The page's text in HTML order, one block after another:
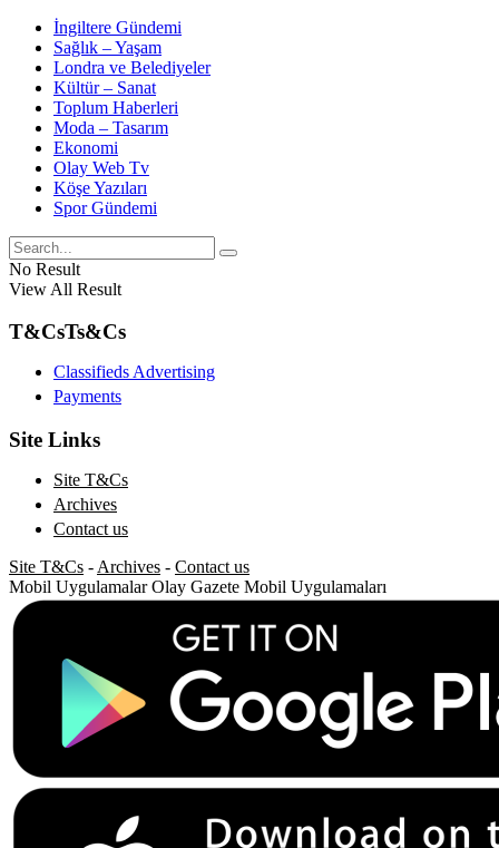
İngiltere Gündemi
Sağlık – Yaşam
Londra ve Belediyeler
Kültür – Sanat
Toplum Haberleri
Moda – Tasarım
Ekonomi
Olay Web Tv
Köşe Yazıları
Spor Gündemi
No Result
View All Result
T&CsTs&Cs
Classifieds Advertising
Payments
Site Links
Site T&Cs
Archives
Contact us
Site T&Cs - Archives - Contact us
Mobil Uygulamalar Olay Gazete Mobil Uygulamaları